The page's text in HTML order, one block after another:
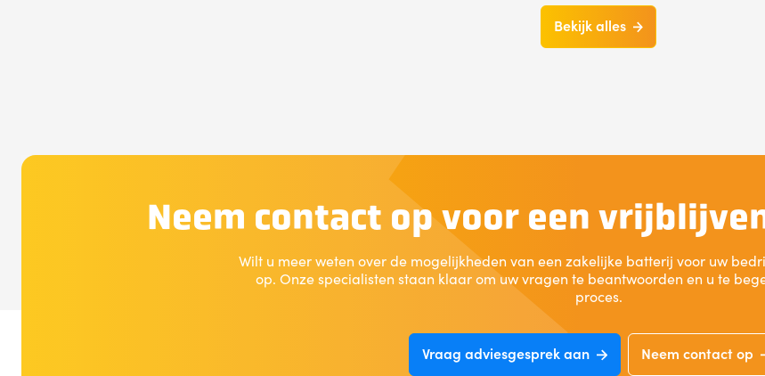
Bekijk alles
Neem contact op voor een
Wilt u meer weten over de mogelijkheden van een zakelijke batterij voor uw
op. Onze specialisten staan klaar om uw vragen te beantwoorden en u te
proces.
Vraag adviesgesprek aan Neem contact op